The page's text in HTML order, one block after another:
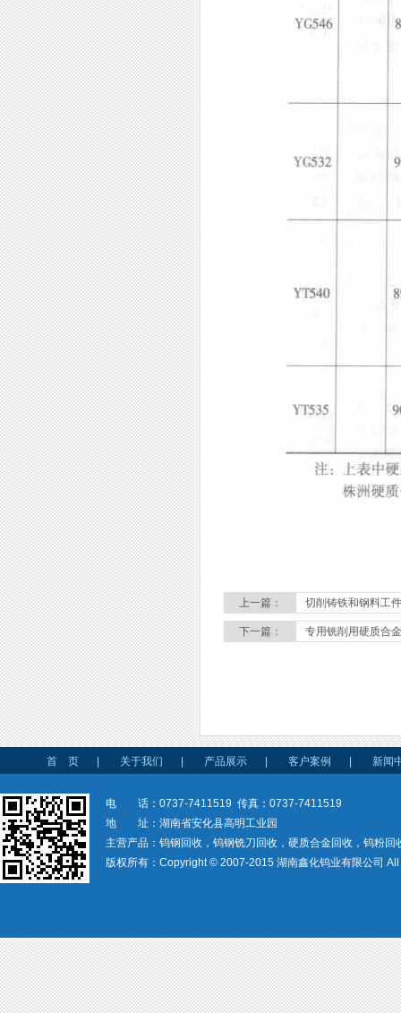
上一篇： 切削铸铁和钢料工
下一篇： 专用铣削用硬质合
首 页 关于我们 产品展示 客户案例 新闻
电 话：0737-7411519 传真：0737-7411519
地 址：湖南省安化县高明工业园
主营产品：钨钢回收，钨钢铣刀回收，硬质合金回收，钨粉回
版权所有：Copyright © 2007-2015 湖南鑫化钨业有限公司